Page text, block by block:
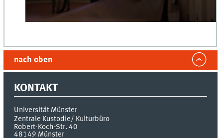
0
seconds
nach oben
KONTAKT
Universität Münster
Zentrale Kustodie/ Kulturbüro
Robert-Koch-Str. 40
48149 Münster